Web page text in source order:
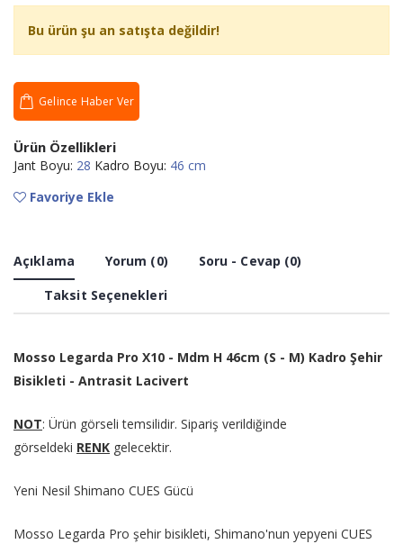
Bu ürün şu an satışta değildir!
Gelince Haber Ver
Ürün Özellikleri
Jant Boyu: 28 Kadro Boyu: 46 cm
Favoriye Ekle
Açıklama Yorum (0)
Soru - Cevap (0)
Taksit Seçenekleri
Mosso Legarda Pro X10 - Mdm H 46cm (S - M) Kadro Şehir
Bisikleti - Antrasit Lacivert
NOT: Ürün görseli temsilidir. Sipariş verildiğinde
görseldeki RENK gelecektir.
Yeni Nesil Shimano CUES Gücü
Mosso Legarda Pro şehir bisikleti, Shimano'nun yepyeni CUES